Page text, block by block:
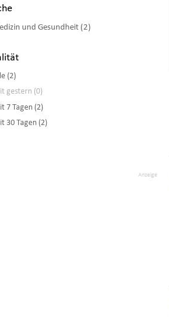
und Gesundheit (2)
(2)
gestern (0)
7 Tagen (2)
30 Tagen (2)
Anzeige